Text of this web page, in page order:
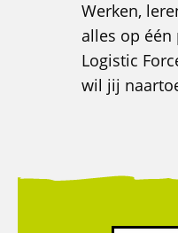
Per
Alle
Logistieke
Intern
Over ons
Over
VIA
VIA -
Werken,
alles op één
Logistic
wil jij